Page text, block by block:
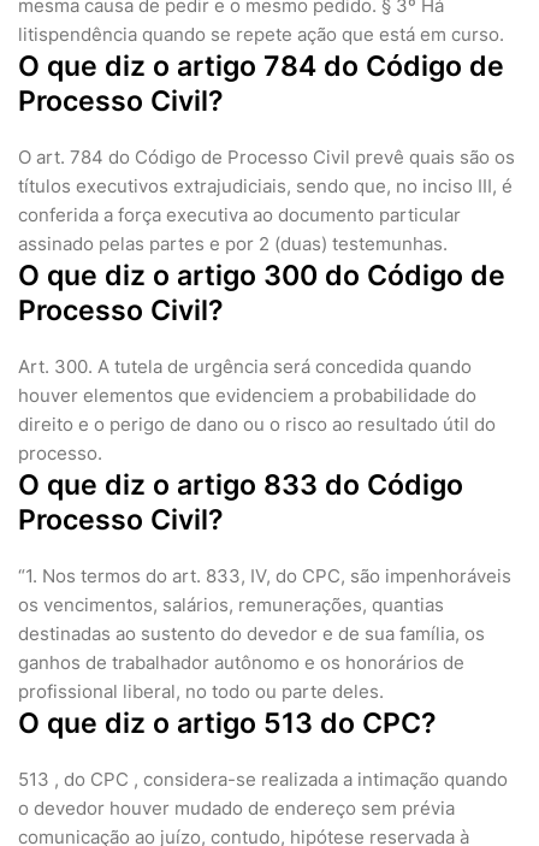
mesma causa de pedir e o mesmo pedido. § 3º Há
litispendência quando se repete ação que está em curso.
O que diz o artigo 784 do Código de
Processo Civil?
O art. 784 do Código de Processo Civil prevê quais são os
títulos executivos extrajudiciais, sendo que, no inciso III, é
conferida a força executiva ao documento particular
assinado pelas partes e por 2 (duas) testemunhas.
O que diz o artigo 300 do Código de
Processo Civil?
Art. 300. A tutela de urgência será concedida quando
houver elementos que evidenciem a probabilidade do
direito e o perigo de dano ou o risco ao resultado útil do
processo.
O que diz o artigo 833 do Código
Processo Civil?
“1. Nos termos do art. 833, IV, do CPC, são impenhoráveis
os vencimentos, salários, remunerações, quantias
destinadas ao sustento do devedor e de sua família, os
ganhos de trabalhador autônomo e os honorários de
profissional liberal, no todo ou parte deles.
O que diz o artigo 513 do CPC?
513 , do CPC , considera-se realizada a intimação quando
o devedor houver mudado de endereço sem prévia
comunicação ao juízo, contudo, hipótese reservada à